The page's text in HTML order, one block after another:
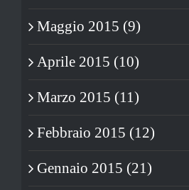
Maggio 2015 (9)
Aprile 2015 (10)
Marzo 2015 (11)
Febbraio 2015 (12)
Gennaio 2015 (21)